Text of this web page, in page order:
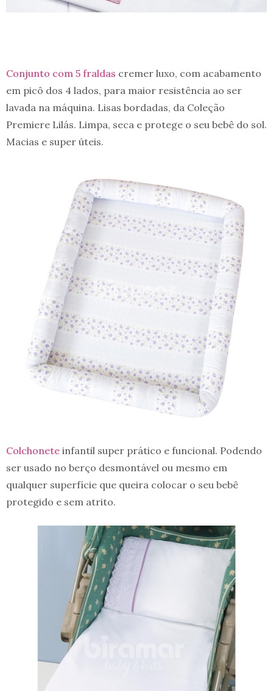
Conjunto com 5 fraldas cremer luxo, com acabamento
em picô dos 4 lados, para maior resistência ao ser
lavada na máquina. Lisas bordadas, da Coleção
Premiere Lilás. Limpa, seca e protege o seu bebê do sol.
Macias e super úteis.
Colchonete infantil super prático e funcional. Podendo
ser usado no berço desmontável ou mesmo em
qualquer superfície que queira colocar o seu bebê
protegido e sem atrito.